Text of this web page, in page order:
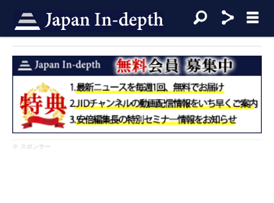
※ スポンサー